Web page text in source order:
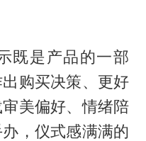
既是产品的一部
购买决策、更好
美偏好、情绪陪
，仪式感满满的